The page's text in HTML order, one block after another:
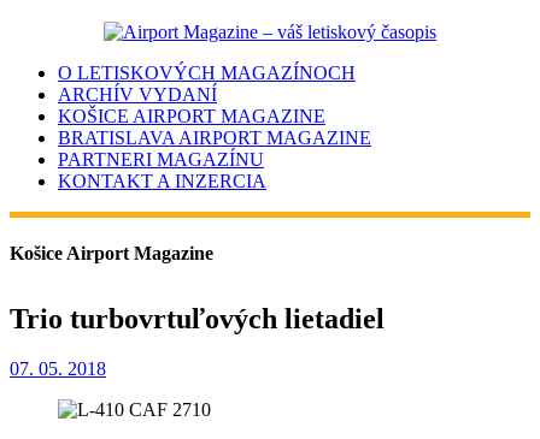
O LETISKOVÝCH MAGAZÍNOCH
ARCHÍV VYDANÍ
KOŠICE AIRPORT MAGAZINE
BRATISLAVA AIRPORT MAGAZINE
PARTNERI MAGAZÍNU
KONTAKT A INZERCIA
Košice Airport Magazine
Trio turbovrtuľových lietadiel
07. 05. 2018